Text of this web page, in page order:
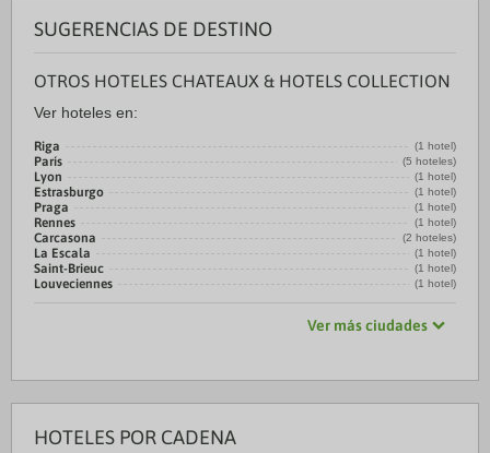
SUGERENCIAS DE DESTINO
OTROS HOTELES CHATEAUX & HOTELS COLLECTION
Ver hoteles en:
Riga (1 hotel)
París (5 hoteles)
Lyon (1 hotel)
Estrasburgo (1 hotel)
Praga (1 hotel)
Rennes (1 hotel)
Carcasona (2 hoteles)
La Escala (1 hotel)
Saint-Brieuc (1 hotel)
Louveciennes (1 hotel)
Ver más ciudades
HOTELES POR CADENA